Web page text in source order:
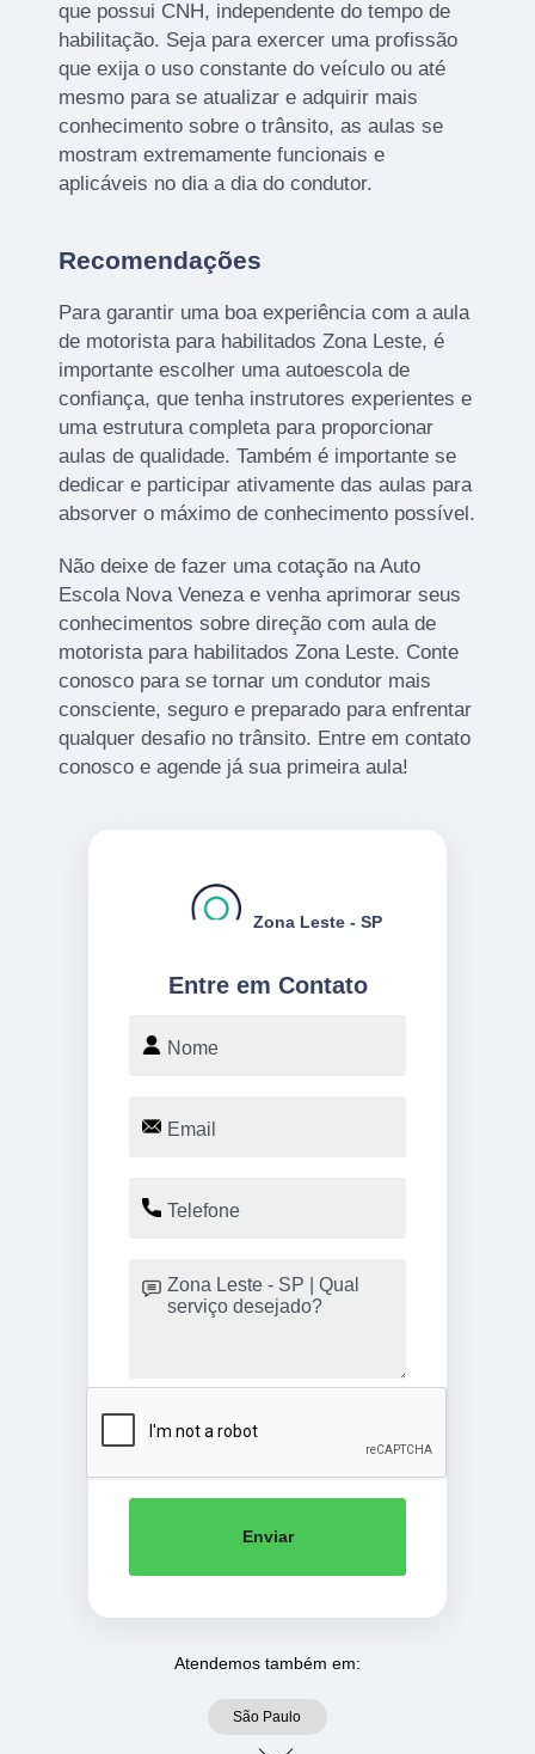
que possui CNH, independente do tempo de
habilitação. Seja para exercer uma profissão
que exija o uso constante do veículo ou até
mesmo para se atualizar e adquirir mais
conhecimento sobre o trânsito, as aulas se
mostram extremamente funcionais e
aplicáveis no dia a dia do condutor.
Recomendações
Para garantir uma boa experiência com a aula
de motorista para habilitados Zona Leste, é
importante escolher uma autoescola de
confiança, que tenha instrutores experientes e
uma estrutura completa para proporcionar
aulas de qualidade. Também é importante se
dedicar e participar ativamente das aulas para
absorver o máximo de conhecimento possível.
Não deixe de fazer uma cotação na Auto
Escola Nova Veneza e venha aprimorar seus
conhecimentos sobre direção com aula de
motorista para habilitados Zona Leste. Conte
conosco para se tornar um condutor mais
consciente, seguro e preparado para enfrentar
qualquer desafio no trânsito. Entre em contato
conosco e agende já sua primeira aula!
Entre em Contato
Zona Leste - SP
Enviar
Atendemos também em:
São Paulo